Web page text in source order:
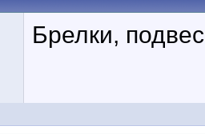
Брелки,